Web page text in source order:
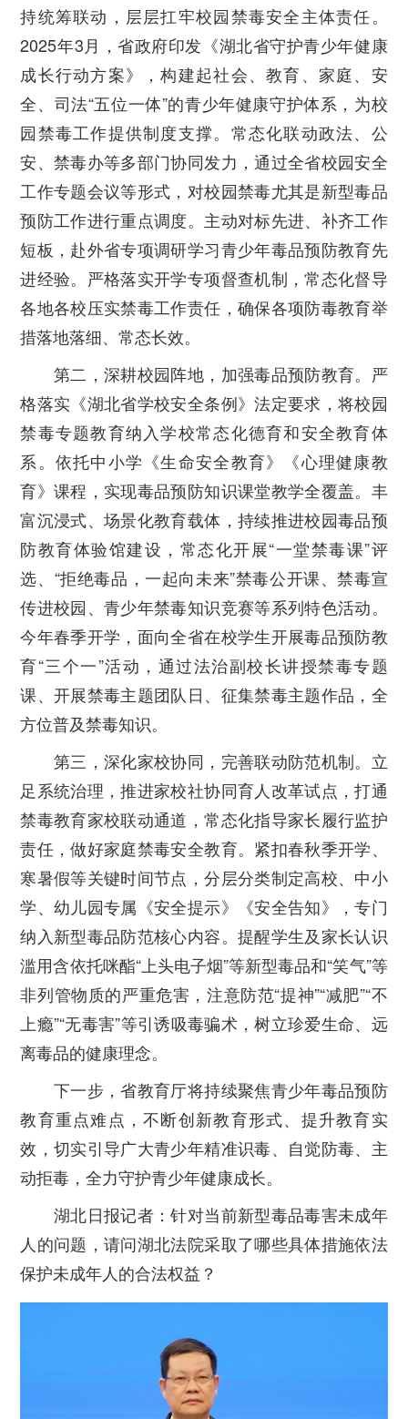
持统筹联动，层层扛牢校园禁毒安全主体责任。
2025年3月，省政府印发《湖北省守护青少年健康
成长行动方案》，构建起社会、教育、家庭、安
全、司法“五位一体”的青少年健康守护体系，为校
园禁毒工作提供制度支撑。常态化联动政法、公
安、禁毒办等多部门协同发力，通过全省校园安全
工作专题会议等形式，对校园禁毒尤其是新型毒品
预防工作进行重点调度。主动对标先进、补齐工作
短板，赴外省专项调研学习青少年毒品预防教育先
进经验。严格落实开学专项督查机制，常态化督导
各地各校压实禁毒工作责任，确保各项防毒教育举
措落地落细、常态长效。
第二，深耕校园阵地，加强毒品预防教育。 严
格落实《湖北省学校安全条例》法定要求，将校园
禁毒专题教育纳入学校常态化德育和安全教育体
系。依托中小学《生命安全教育》《心理健康教
育》课程，实现毒品预防知识课堂教学全覆盖。丰
富沉浸式、场景化教育载体，持续推进校园毒品预
防教育体验馆建设，常态化开展“一堂禁毒课”评
选、“拒绝毒品，一起向未来”禁毒公开课、禁毒宣
传进校园、青少年禁毒知识竞赛等系列特色活动。
今年春季开学，面向全省在校学生开展毒品预防教
育“三个一”活动，通过法治副校长讲授禁毒专题
课、开展禁毒主题团队日、征集禁毒主题作品，全
方位普及禁毒知识。
第三，深化家校协同，完善联动防范机制。 立
足系统治理，推进家校社协同育人改革试点，打通
禁毒教育家校联动通道，常态化指导家长履行监护
责任，做好家庭禁毒安全教育。紧扣春秋季开学、
寒暑假等关键时间节点，分层分类制定高校、中小
学、幼儿园专属《安全提示》《安全告知》，专门
纳入新型毒品防范核心内容。提醒学生及家长认识
滥用含依托咪酯“上头电子烟”等新型毒品和“笑气”等
非列管物质的严重危害，注意防范“提神”“减肥”“不
上瘾”“无毒害”等引诱吸毒骗术，树立珍爱生命、远
离毒品的健康理念。
下一步，省教育厅将持续聚焦青少年毒品预防
教育重点难点，不断创新教育形式、提升教育实
效，切实引导广大青少年精准识毒、自觉防毒、主
动拒毒，全力守护青少年健康成长。
湖北日报记者：针对当前新型毒品毒害未成年
人的问题，请问湖北法院采取了哪些具体措施依法
保护未成年人的合法权益？